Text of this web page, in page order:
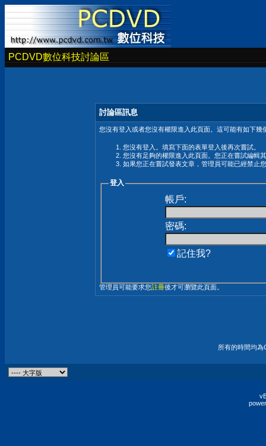
PCDVD數位科技討論區
討論區訊息
您沒有登入或者您沒有權限進入此頁面。這可能有如下幾
您沒有登入。填寫下面的表單登入後再次嘗試。
您沒有足夠的權限進入此頁面。您正在嘗試編輯
如果您正在嘗試發表文章，管理員可能已經禁止
登入
帳戶:
密碼:
記住我?
管理員可能要求您註冊後才可瀏覽此頁面。
所有的時間均為